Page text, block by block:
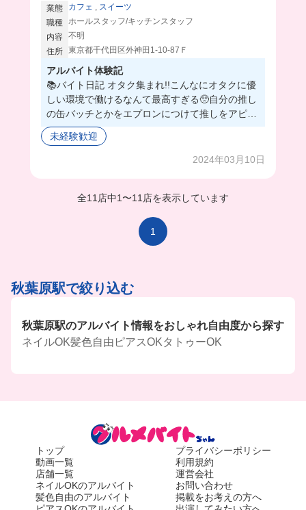
業態 カフェ , スイーツ
職種 ホールスタッフ/キッチンスタッフ
内容 不明
住所 東京都千代田区外神田1-10-87Ｆ
アルバイト体験記
📚バイト日記 オタク集まれ!!こんなにオタクに優
しい環境で働けるなんて最高すぎる🥺自分の推し
の缶バッチとかをエプロンにつけて推しをアピり
ながら働けちゃう〜！！ 髪色ネイルも自由で幸せ
いっぱい🥹
未経験歓迎
2024年03月10日
全11店中1 〜11店を表示しています
1
秋葉原駅で絞り込む
秋葉原駅のアルバイト情報をおしゃれ自由度から探す
ネイルOK髪色自由 ピアスOKタトゥーOK
トップ
動画一覧
店舗一覧
ネイルOKのアルバイト
髪色自由のアルバイト
プライバシーポリシー
利用規約
運営会社
お問い合わせ
掲載をお考えの方へ